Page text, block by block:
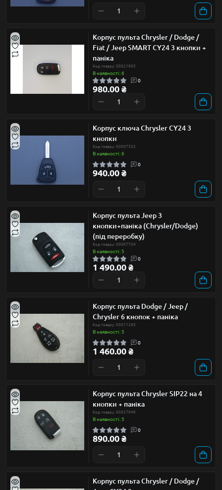
Корпус пульта Chrysler / Dodge /
Fiat / Jeep SMART CY24 3 кнопки +
паніка
Код товару: 00021985
В наявності: 6
0
980.00 ₴
Корпус ключа Chrysler CY24 3
кнопки
Код товару: 00007332
В наявності: 6
0
940.00 ₴
Корпус пульта Jeep 3
кнопки+паніка (Chrysler/Dodge)
(під переробку)
Код товару: 00007704
В наявності: 5
0
1 490.00 ₴
Корпус пульта Dodge / Jeep /
Chrysler 6 кнопок + паніка
Код товару: 00011285
В наявності: 5
0
1 460.00 ₴
Корпус пульта Chrysler SIP22 на 4
кнопки + паніка
Код товару: 00027948
В наявності: 5
0
890.00 ₴
Корпус пульта Chrysler / Dodge /